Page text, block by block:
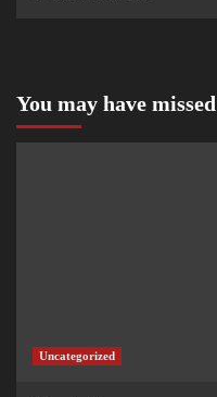
You may have missed
Uncategorized